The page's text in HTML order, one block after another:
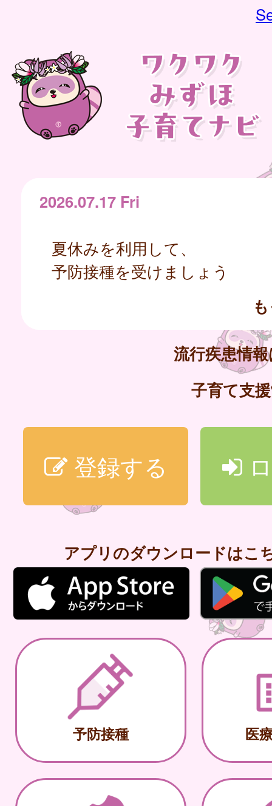
2026.07.17 Fri
夏休みを利用して、
予防接種を受けましょう
流行疾患情
子育て支
登録する
アプリのダウンロードはこ
予防接種 医